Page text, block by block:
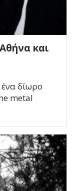
και
δίωρο
metal